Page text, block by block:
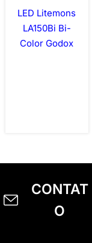
LED Litemons
LA150Bi Bi-
Color Godox
CONTAT
O